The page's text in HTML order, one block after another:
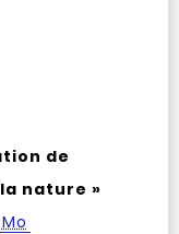
de
nature »
Mo